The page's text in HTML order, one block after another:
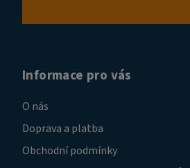
Informace pro vás
O nás
Doprava a platba
Obchodní podmínky